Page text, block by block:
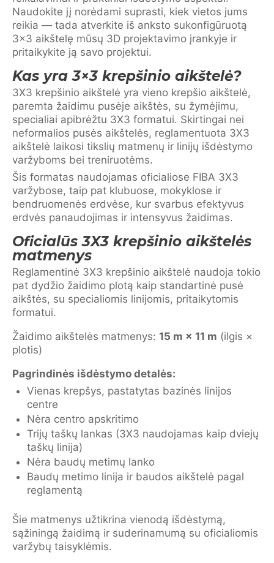
Naudokite jį norėdami suprasti, kiek vietos jums
reikia — tada atverkite iš anksto sukonfigūruotą
3×3 aikštelę mūsų 3D projektavimo įrankyje ir
pritaikykite ją savo projektui.
Kas yra 3×3 krepšinio aikštelė?
3X3 krepšinio aikštelė yra vieno krepšio aikštelė,
paremta žaidimu pusėje aikštės, su žymėjimu,
specialiai apibrėžtu 3X3 formatui. Skirtingai nei
neformalios pusės aikštelės, reglamentuota 3X3
aikštelė laikosi tikslių matmenų ir linijų išdėstymo
varžyboms bei treniruotėms.
Šis formatas naudojamas oficialiose FIBA 3X3
varžybose, taip pat klubuose, mokyklose ir
bendruomenės erdvėse, kur svarbus efektyvus
erdvės panaudojimas ir intensyvus žaidimas.
Oficialūs 3X3 krepšinio aikštelės
matmenys
Reglamentinė 3X3 krepšinio aikštelė naudoja tokio
pat dydžio žaidimo plotą kaip standartinė pusė
aikštės, su specialiomis linijomis, pritaikytomis
formatui.
Žaidimo aikštelės matmenys: 15 m × 11 m (ilgis ×
plotis)
Pagrindinės išdėstymo detalės:
Vienas krepšys, pastatytas bazinės linijos
centre
Nėra centro apskritimo
Trijų taškų lankas (3X3 naudojamas kaip dviejų
taškų linija)
Nėra baudų metimų lanko
Baudų metimo linija ir baudos aikštelė pagal
reglamentą
Šie matmenys užtikrina vienodą išdėstymą,
sąžiningą žaidimą ir suderinamumą su oficialiomis
varžybų taisyklėmis.